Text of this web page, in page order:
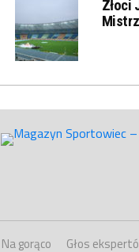
Złoci
Na gorąco Głos